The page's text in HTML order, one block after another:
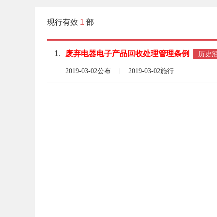
现行有效 1 部
1. 废弃电器电子产品回收处理管理条例 历史
2019-03-02公布 2019-03-02施行